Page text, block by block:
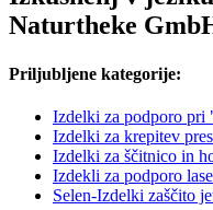
Naturtheke
Priljubljene kategorije:
Izdelki za podporo pri
Izdelki za krepitev
Izdelki za ščitnico in
Izdekli za podporo
Selen-Izdelki zaščito